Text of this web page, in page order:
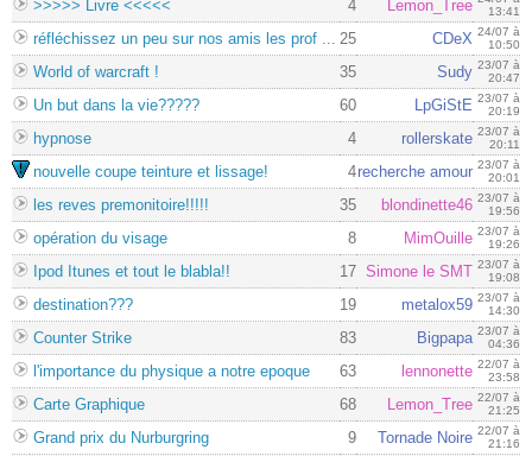
>>>>> Livre <<<<< 4 Lemon_Tree
13:41
réfléchissez un peu sur nos amis les prof ... 25 CDeX 24/07 à
10:50
World of warcraft ! 35 Sudy 23/07 à
20:47
Un but dans la vie????? 60 LpGiStE 23/07 à
20:19
hypnose 4 rollerskate 23/07 à
20:11
nouvelle coupe teinture et lissage! 4recherche amour 23/07 à
20:01
les reves premonitoire!!!!! 35 blondinette46 23/07 à
19:56
opération du visage 8 MimOuille 23/07 à
19:26
Ipod Itunes et tout le blabla!! 17 Simone le SMT 23/07 à
19:08
destination??? 19 metalox59 23/07 à
14:30
Counter Strike 83 Bigpapa 23/07 à
04:36
l'importance du physique a notre epoque 63 lennonette 22/07 à
23:58
Carte Graphique 68 Lemon_Tree 22/07 à
21:25
Grand prix du Nurburgring 9 Tornade Noire 22/07 à
21:16